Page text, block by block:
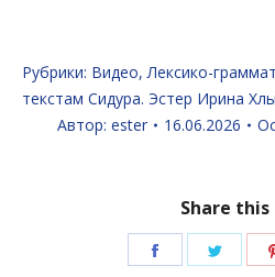
Рубрики: Видео,Лексико-
текстам Сидура. Эстер Ирина
Автор: ester 16.06.2026
Share this
Поделиться